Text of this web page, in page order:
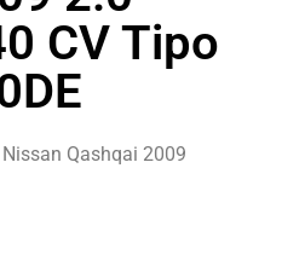
CV Tipo
Nissan Qashqai 2009